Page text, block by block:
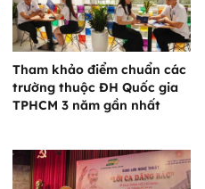
Tham khảo điểm chuẩn các
trường thuộc ĐH Quốc gia
TPHCM 3 năm gần nhất